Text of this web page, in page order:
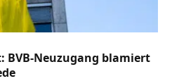
BVB-Neuzugang blamiert